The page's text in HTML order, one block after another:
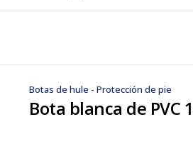
Botas de hule - Protección de pie
Bota blanca de PVC